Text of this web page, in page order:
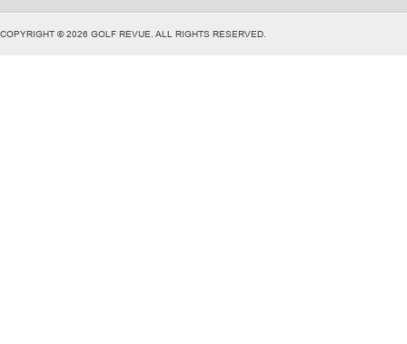
COPYRIGHT © 2026 GOLF REVUE. ALL RIGHTS RESERVED.